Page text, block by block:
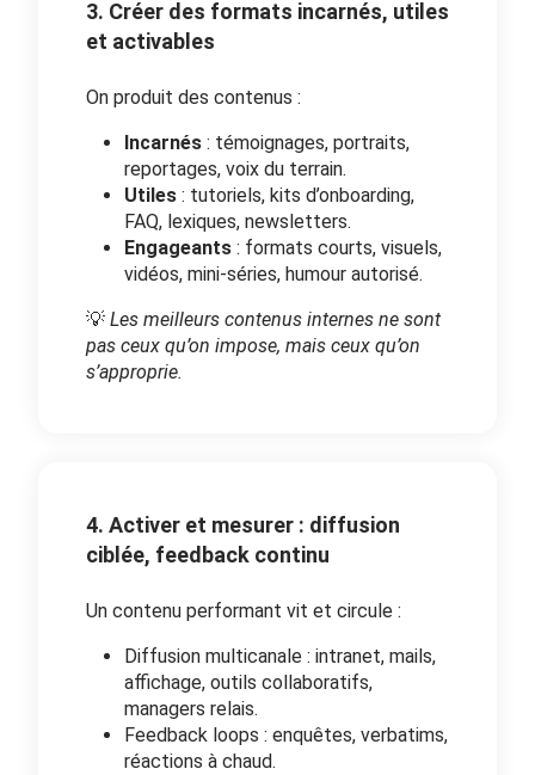
3. Créer des formats incarnés, utiles
et activables
On produit des contenus :
Incarnés : témoignages, portraits,
reportages, voix du terrain.
Utiles : tutoriels, kits d’onboarding,
FAQ, lexiques, newsletters.
Engageants : formats courts, visuels,
vidéos, mini-séries, humour autorisé.
💡 Les meilleurs contenus internes ne sont
pas ceux qu’on impose, mais ceux qu’on
s’approprie.
4. Activer et mesurer : diffusion
ciblée, feedback continu
Un contenu performant vit et circule :
Diffusion multicanale : intranet, mails,
affichage, outils collaboratifs,
managers relais.
Feedback loops : enquêtes, verbatims,
réactions à chaud.